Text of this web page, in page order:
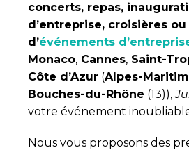
concerts, repas,
d’entreprise, croisières
d’événements
Monaco, Cannes, Saint-
Côte d’Azur (Alpes-
Bouches-du-Rhône (13)),
votre événement
Nous vous proposons des